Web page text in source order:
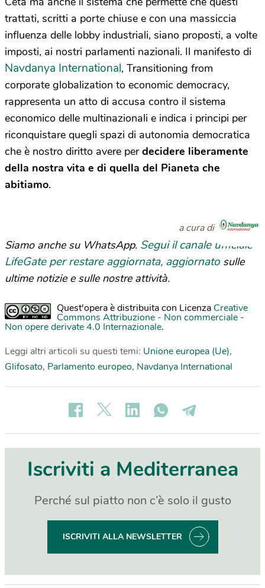
trattati, scritti a porte chiuse e con una massiccia
influenza delle lobby industriali, siano proposti, a volte
imposti, ai nostri parlamenti nazionali. Il manifesto di
Navdanya International, Transitioning from
corporate globalization to economic democracy,
rappresenta un atto di accusa contro il sistema
economico delle multinazionali e indica i principi per
riconquistare quegli spazi di autonomia democratica
che è nostro diritto avere perdecidere liberamente
della nostra vita e di quella del Pianeta che
abitiamo.
a cura di
Siamo anche su WhatsApp. Segui il canale ufficiale
LifeGate per restare aggiornata, aggiornato sulle
ultime notizie e sulle nostre attività.
Quest'opera è distribuita con Licenza Creative
Commons Attribuzione - Non commerciale -
Non opere derivate 4.0 Internazionale.
Leggi altri articoli su questi temi: Unione europea (Ue),
Glifosato, Parlamento europeo, Navdanya International
Iscriviti a Mediterranea
Perché sul piatto non c’è solo il gusto
ISCRIVITI ALLA NEWSLETTER